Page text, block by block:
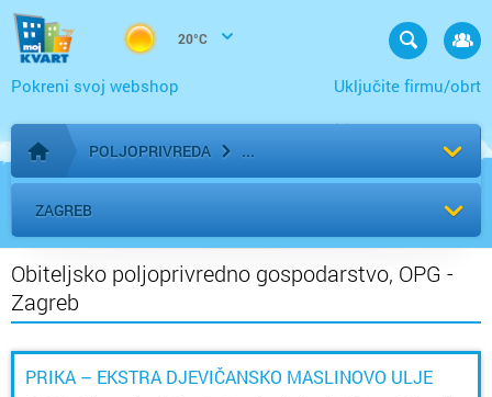
20°C
Uključite firmu/obrt
Pokreni svoj webshop
Početna stranica
POLJOPRIVREDA
ZAGREB
Obiteljsko poljoprivredno gospodarstvo, OPG -
Zagreb
PRIKA – EKSTRA DJEVIČANSKO MASLINOVO ULJE